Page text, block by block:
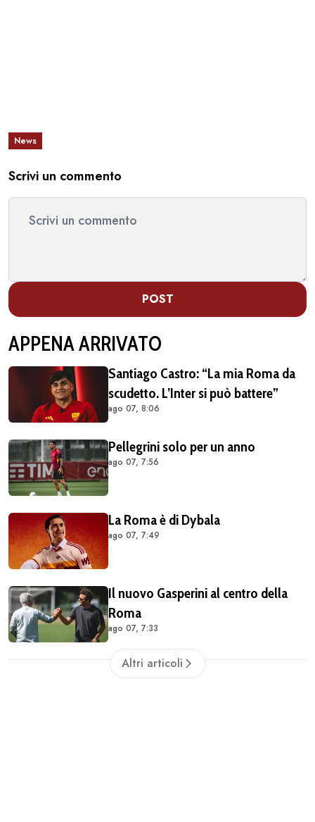
News
Scrivi un commento
POST
APPENA ARRIVATO
Santiago Castro: “La mia Roma da
scudetto. L’Inter si può battere”
ago 07, 8:06
Pellegrini solo per un anno
ago 07, 7:56
La Roma è di Dybala
ago 07, 7:49
Il nuovo Gasperini al centro della
Roma
ago 07, 7:33
Altri articoli